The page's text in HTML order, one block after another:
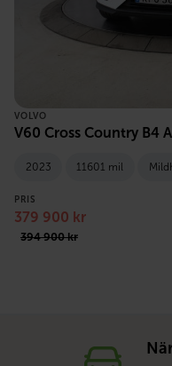
VOLVO
V60 Cross Country B4
2023 11601 mil
PRIS
379 900 kr
394 900 kr